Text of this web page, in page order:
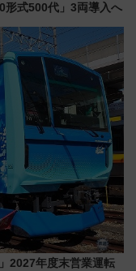
形式500代」3両導入へ
2027年度末営業運転